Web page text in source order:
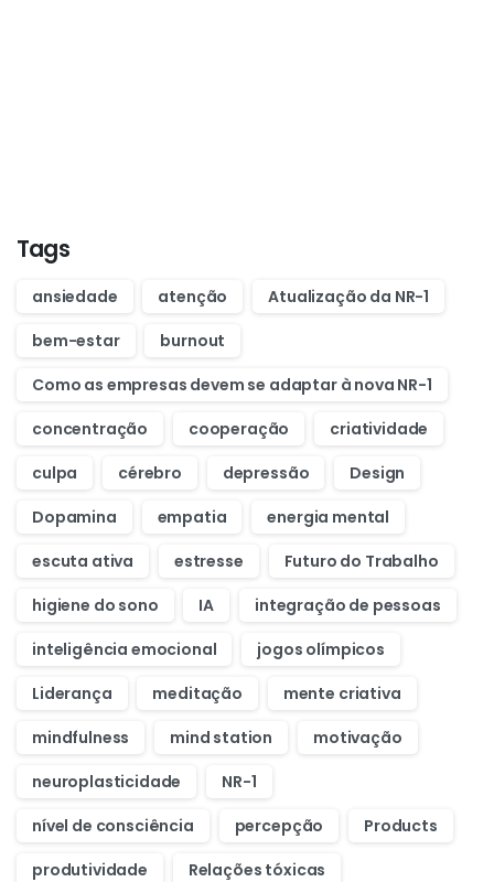
Tags
ansiedade atenção
Atualização da NR-1
bem-estar
burnout
Como as empresas devem se adaptar à nova NR-1
concentração
cooperação
criatividade
culpa
cérebro depressão
Design
Dopamina
empatia
energia mental
escuta ativa
estresse
Futuro do Trabalho
higiene do sono
IA
integração de pessoas
inteligência emocional
jogos olímpicos
Liderança
meditação
mente criativa
mindfulness
mind station
motivação
neuroplasticidade
NR-1
nível de consciência
percepção
Products
produtividade
Relações tóxicas